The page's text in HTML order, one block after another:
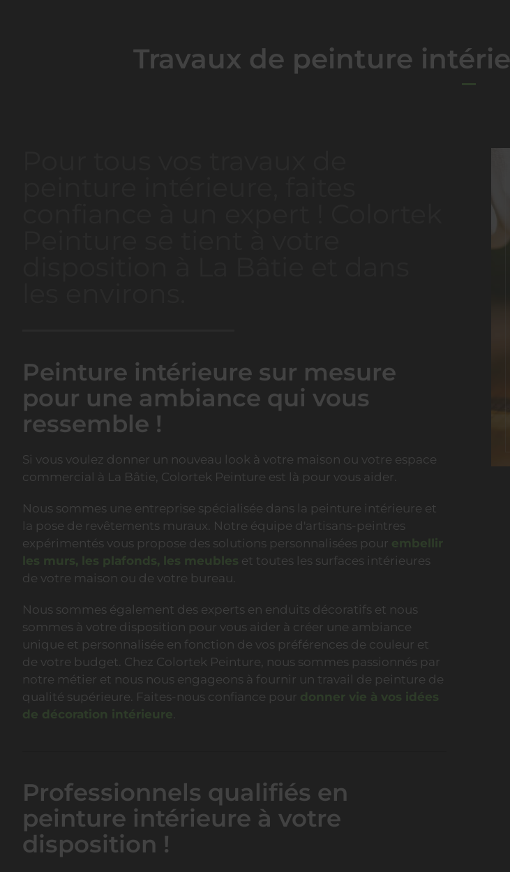
Travaux de peinture
Peinture intérieure sur mesure
pour une ambiance qui vous
ressemble !
Si vous voulez donner un nouveau look à votre maison ou votre espace
commercial à La Bâtie, Colortek Peinture est là pour vous aider.
Nous sommes une entreprise spécialisée dans la peinture intérieure et
la pose de revêtements muraux. Notre équipe d'artisans-peintres
expérimentés vous propose des solutions personnalisées pour embellir
les murs, les plafonds, les meubles et toutes les surfaces intérieures
de votre maison ou de votre bureau.
Nous sommes également des experts en enduits décoratifs et nous
sommes à votre disposition pour vous aider à créer une ambiance
unique et personnalisée en fonction de vos préférences de couleur et
de votre budget. Chez Colortek Peinture, nous sommes passionnés par
notre métier et nous nous engageons à fournir un travail de peinture de
qualité supérieure. Faites-nous confiance pour donner vie à vos idées
de décoration intérieure.
Professionnels qualifiés en
peinture intérieure à votre
disposition !